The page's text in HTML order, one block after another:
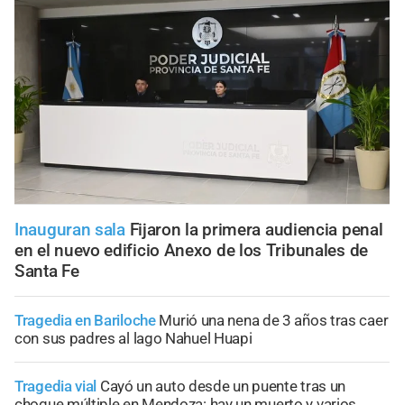
Inauguran sala Fijaron la primera audiencia penal
en el nuevo edificio Anexo de los Tribunales de
Santa Fe
Tragedia en Bariloche Murió una nena de 3 años tras caer
con sus padres al lago Nahuel Huapi
Tragedia vial Cayó un auto desde un puente tras un